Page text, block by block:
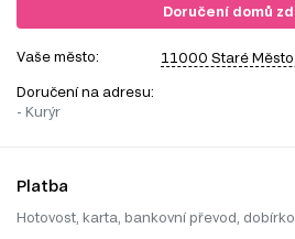
Doručení domů
Vaše město: 11000 Staré Město
Doručení na adresu:
- Kurýr
Platba
Hotovost, karta, bankovní převod,